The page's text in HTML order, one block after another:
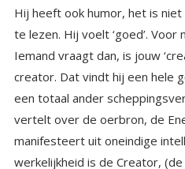
Hij heeft ook humor, het is
te lezen. Hij voelt ‘goed’. Voor
Iemand vraagt dan, is jouw
creator. Dat vindt hij een hele
een totaal ander
vertelt over de oerbron, de Ene
manifesteert uit oneindige
werkelijkheid is de Creator, (de
van gefocust bewustzijn, of
intelligentie. Zij wordt zich van
creëren. Dan ontstaat de grote
opdeelt in kleinere deeltjes die
manifesteren als Creators, of
woorden elke nieuwe creatie is
het totale bewust- en gewaar
het woord, maar de gedachte.
gedachte en manifesteert zich